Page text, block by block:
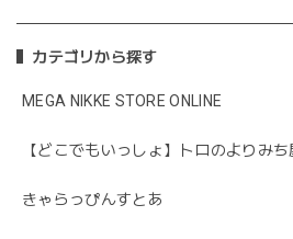
カテゴリから探す
MEGA NIKKE STORE ONLINE
【どこでもいっしょ】トロのよりみ
きゃらっぴんすとあ